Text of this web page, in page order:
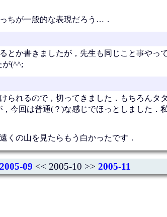
ちが一般的な表現だろう…．
とか書きましたが，先生も同じこと事やっ
が(^^;
られるので，切ってきました．もちろんタ
今回は普通(？)な感じでほっとしました．
くの山を見たらもう白かったです．
2005-09 << 2005-10 >> 2005-11